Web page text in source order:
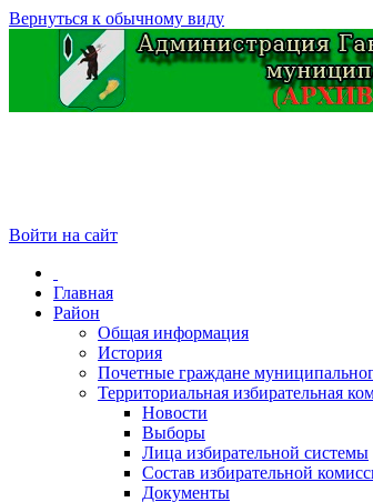
Вернуться к обычному виду
Войти на сайт
Главная
Район
Общая информация
История
Почетные граждане
Территориальная избирательная
Новости
Выборы
Лица избирательной системы
Состав избирательной
Документы